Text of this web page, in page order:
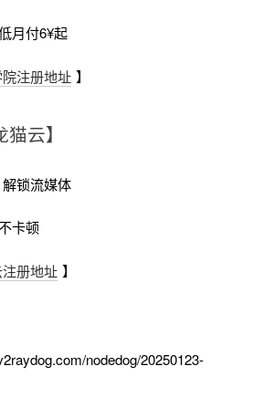
月付6¥起
注册地址 】
云】
解锁流媒体
卡顿
册地址 】
nodedog/20250123-